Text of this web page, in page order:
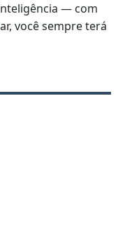
— com
você sempre terá